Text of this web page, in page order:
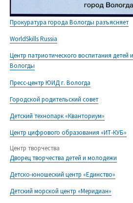
Прокуратура города Вологды разъясняет
WorldSkills Russia
Центр патриотического воспитания
Вологды
Пресс-центр ЮИД г. Вологда
Городской родительский совет
Детский технопарк «Кванториум»
Центр цифрового образования «ИТ-КУБ»
Центр творчества
Дворец творчества детей и молодежи
Детско-юношеский центр «Единство»
Детский морской центр «Меридиан»